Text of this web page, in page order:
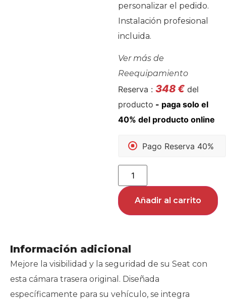
personalizar el pedido.
Instalación profesional
incluida.
Ver más de
Reequipamiento
Reserva : 348€ del
producto
Pago Reserva 40%
Añadir al carrito
Información adicional
Mejore la visibilidad y la seguridad de su Seat con
esta cámara trasera original. Diseñada
específicamente para su vehículo, se integra